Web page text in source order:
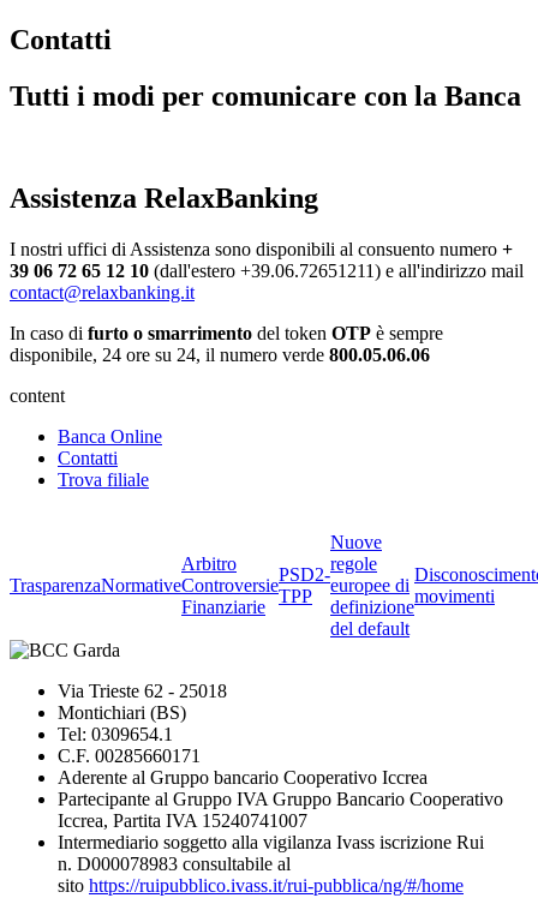
Contatti
Tutti i modi per comunicare con la Banca
Assistenza RelaxBanking
I nostri uffici di Assistenza sono disponibili al consuento numero +
39 06 72 65 12 10 (dall'estero +39.06.72651211) e all'indirizzo mail
contact@relaxbanking.it
In caso di furto o smarrimento del token OTP è sempre
disponibile, 24 ore su 24, il numero verde 800.05.06.06
content
Banca Online
Contatti
Trova filiale
TrasparenzaNormative
Arbitro
Controversie
Finanziarie
PSD2-
TPP
Nuove
regole
europee di
definizione
del default
movimenti
Via Trieste 62 - 25018
Montichiari (BS)
Tel: 0309654.1
C.F. 00285660171
Aderente al Gruppo bancario Cooperativo Iccrea
Partecipante al Gruppo IVA Gruppo Bancario Cooperativo
Iccrea, Partita IVA 15240741007
Intermediario soggetto alla vigilanza Ivass iscrizione Rui
n. D000078983 consultabile al
sito https://ruipubblico.ivass.it/rui-pubblica/ng/#/home